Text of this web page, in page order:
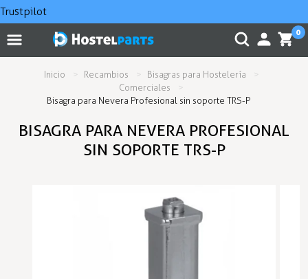
Trustpilot
0
Inicio Recambios
Bisagras para Hostelería
Comerciales
Bisagra para Nevera Profesional sin soporte TRS-P
BISAGRA PARA NEVERA PROFESIONAL
SIN SOPORTE TRS-P